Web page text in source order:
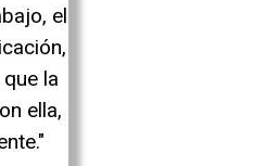
el
la
ella,